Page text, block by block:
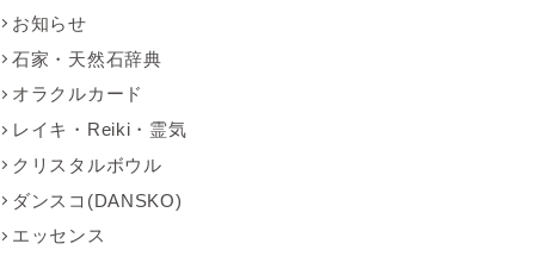
お知らせ
石家・天然石辞典
オラクルカード
レイキ・Reiki・霊気
クリスタルボウル
ダンスコ(DANSKO)
エッセンス